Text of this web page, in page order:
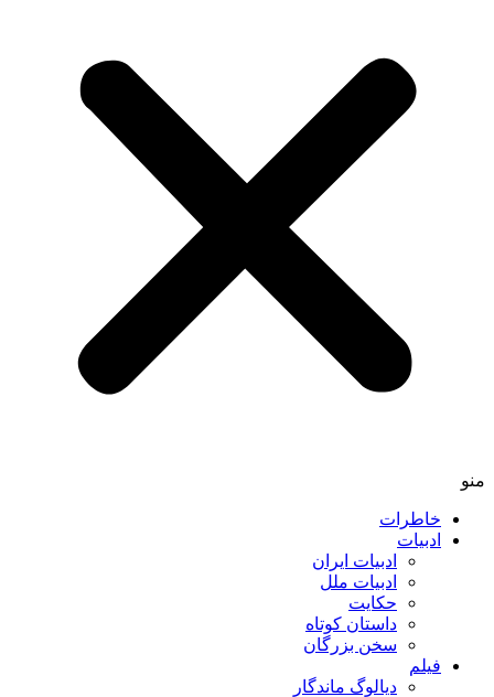
منو
خاطرات
ادبیات
ادبیات ایران
ادبیات ملل
حکایت
داستان کوتاه
سخن بزرگان
فیلم
دیالوگ ماندگار